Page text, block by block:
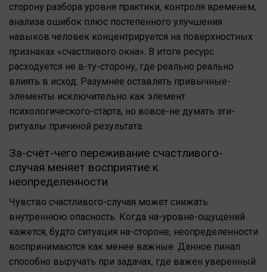
сторону разбора уровня практики, контроля временем,
анализа ошибок плюс постепенного улучшения
навыков человек концентрируется на поверхностных
признаках «счастливого окна». В итоге ресурс
расходуется не в-ту-сторону, где реально реально
влиять в исход. Разумнее оставлять привычные-
элементы исключительно как элемент
психологического-старта, но вовсе-не думать эти-
ритуалы причиной результата.
За-счёт-чего переживание счастливого-
случая меняет восприятие к
неопределенности
Чувство счастливого-случая может снижать
внутреннюю опасность. Когда на-уровне-ощущений
кажется, будто ситуация на-стороне, неопределенности
воспринимаются как менее важные. Данное пинап
способно выручать при задачах, где важен уверенный